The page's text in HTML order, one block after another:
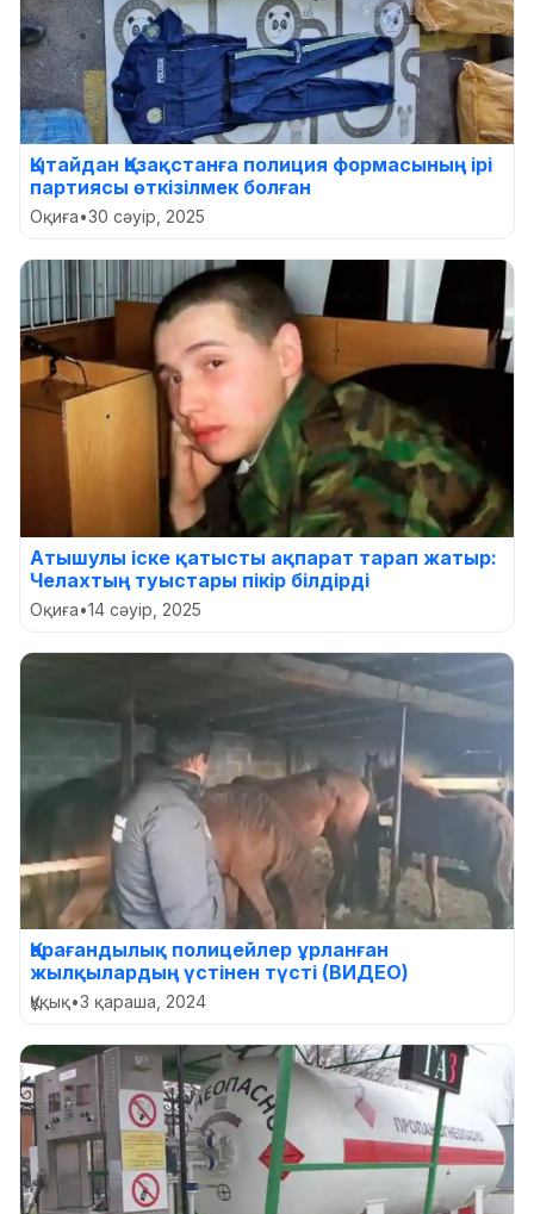
Қытайдан Қазақстанға полиция формасының ірі
партиясы өткізілмек болған
Оқиға•30 сәуір, 2025
Атышулы іске қатысты ақпарат тарап жатыр:
Челахтың туыстары пікір білдірді
Оқиға•14 сәуір, 2025
Қарағандылық полицейлер ұрланған
жылқылардың үстінен түсті (ВИДЕО)
Құқық•3 қараша, 2024